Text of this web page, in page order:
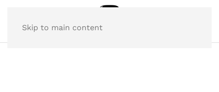
Skip to main content